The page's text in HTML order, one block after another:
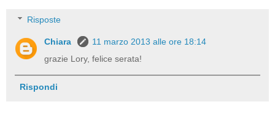
Risposte
Chiara
11 marzo 2013 alle ore 18:14
grazie Lory, felice serata!
Rispondi